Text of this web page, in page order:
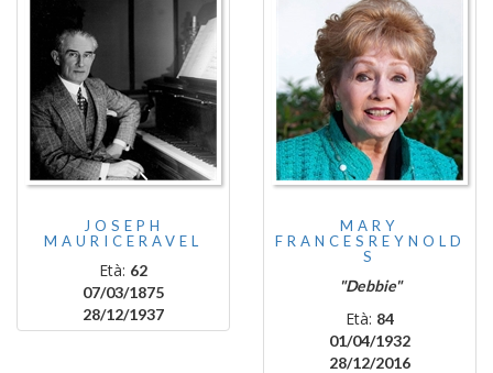
JOSEPH
MAURICERAVEL
Età: 62
07/03/1875
28/12/1937
MARY
FRANCESREYNOLD
S
"Debbie"
Età: 84
01/04/1932
28/12/2016